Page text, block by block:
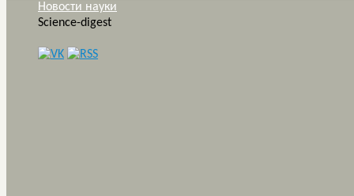
Новости науки
Science-digest